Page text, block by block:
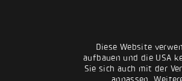
Diese Website
aufbauen und die USA
Sie sich auch mit der